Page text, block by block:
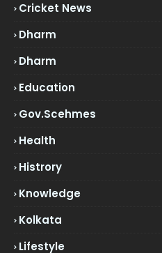
Cricket News
Dharm
Dharm
Education
Gov.scehmes
Health
Histrory
Knowledge
Kolkata
Lifestyle